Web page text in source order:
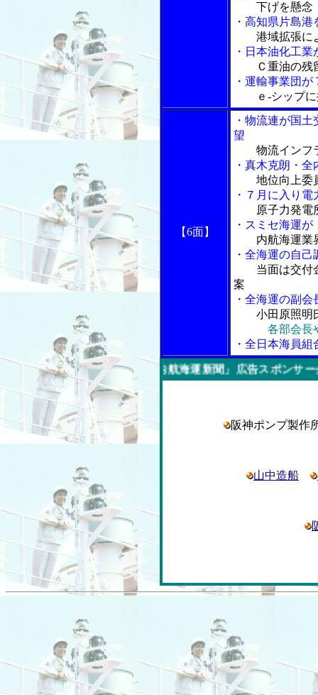
下げを懸念
・高知県片島
港域拡張に
・日本油化工
Ｃ重油の残
・運輸事業団
ｅ-シップ
【6面】
・物流連が国
望
物流インフ
・真木克朗・
地位向上委
・７月に入り
原子力発電
・スミセ海運
内航海運業
・全海運の自
当面は交付
案
・全海運の副
小田原照明
各部会長
・全日本海員
今週の「内航海運新聞」広告スポンサー企業
阪神ポンプ製
山中造船